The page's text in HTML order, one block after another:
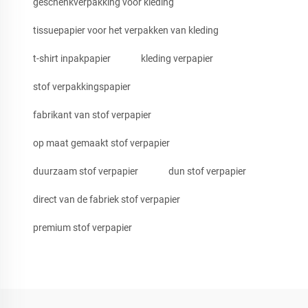
tissuepapier voor het verpakken van kleding
t-shirt inpakpapier kleding verpapier
stof verpakkingspapier
fabrikant van stof verpapier
op maat gemaakt stof verpapier
duurzaam stof verpapier dun stof verpapier
direct van de fabriek stof verpapier
premium stof verpapier